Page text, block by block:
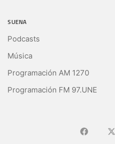
SUENA
Podcasts
Música
Programación AM 1270
Programación FM 97.UNE
Ir a